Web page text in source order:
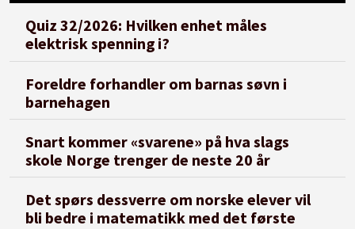
Quiz 32/2026: Hvilken enhet måles
elektrisk spenning i?
Foreldre forhandler om barnas søvn i
barnehagen
Snart kommer «svarene» på hva slags
skole Norge trenger de neste 20 år
Det spørs dessverre om norske elever vil
bli bedre i matematikk med det første